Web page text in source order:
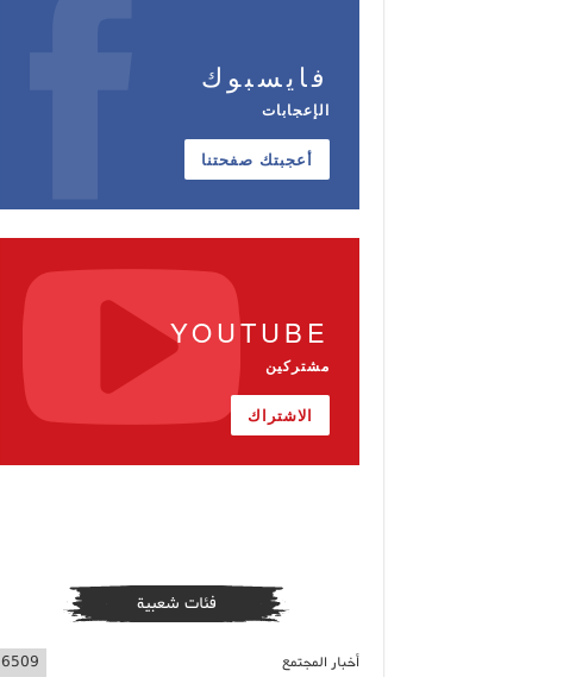
فايسبوك
الإعجابات
أعجبتك صفحتنا
YOUTUBE
مشتركين
الاشتراك
فئات شعبية
أخبار المجتمع 6509